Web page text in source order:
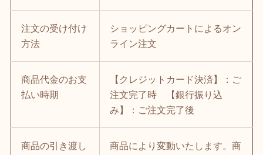
注文の受け付け
方法
ショッピングカートによるオン
ライン注文
商品代金のお支
払い時期
【クレジットカード決済】：ご
注文完了時 【銀行振り込
み】：ご注文完了後
商品の引き渡し
商品により変動いたします。商